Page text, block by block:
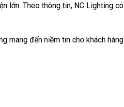
lớn. Theo thông tin, NC Lighting có
mang đến niềm tin cho khách hàng